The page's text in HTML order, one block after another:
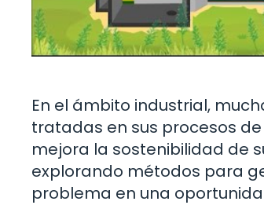
En el ámbito industrial,
tratadas en sus procesos
mejora la sostenibilidad de
explorando métodos para
problema en una